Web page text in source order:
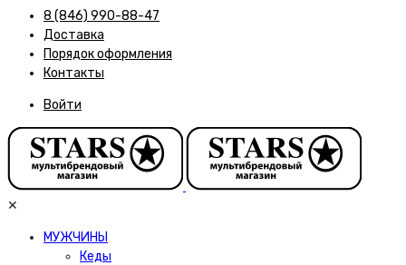
8 (846) 990-88-47
Доставка
Порядок оформления
Контакты
Войти
✕
МУЖЧИНЫ
Кеды